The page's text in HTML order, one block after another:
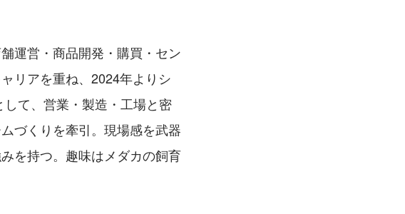
運営・商品開発・購買・セン
リアを重ね、2024年よりシ
て、営業・製造・工場と密
づくりを牽引。現場感を武器
を持つ。趣味はメダカの飼育